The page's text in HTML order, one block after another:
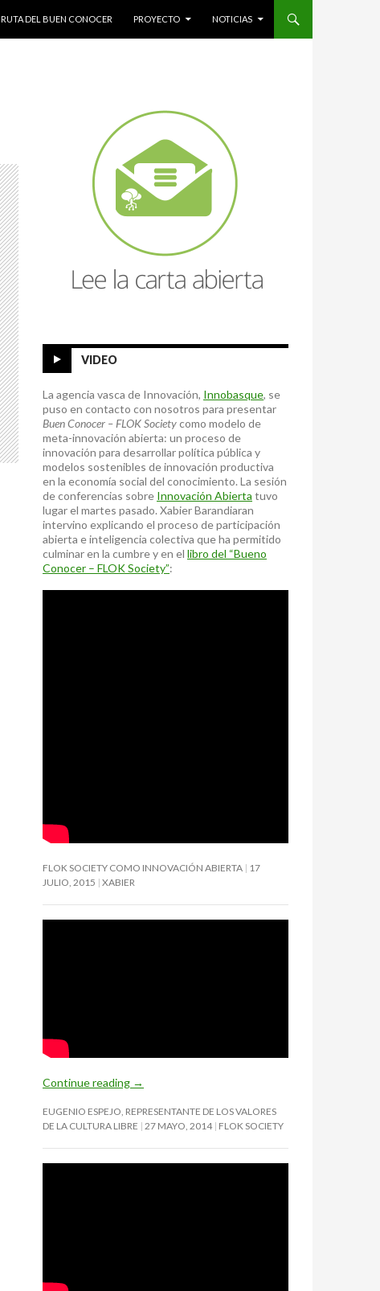
RUTA DEL BUEN CONOCER PROYECTO NOTICIAS
VIDEO
La agencia vasca de Innovación, Innobasque, se
puso en contacto con nosotros para presentar
Buen Conocer – FLOK Societycomo modelo de
meta-innovación abierta: un proceso de
innovación para desarrollar política pública y
modelos sostenibles de innovación productiva
en la economía social del conocimiento. La sesión
de conferencias sobre Innovación Abierta tuvo
lugar el martes pasado. Xabier Barandiaran
intervino explicando el proceso de participación
abierta e inteligencia colectiva que ha permitido
culminar en la cumbre y en el libro del “Bueno
Conocer – FLOK Society”:
FLOK SOCIETY COMO INNOVACIÓN ABIERTA
17
JULIO, 2015 XABIER
Continue reading →
EUGENIO ESPEJO, REPRESENTANTE DE LOS VALORES
DE LA CULTURA LIBRE 27 MAYO, 2014 FLOK SOCIETY